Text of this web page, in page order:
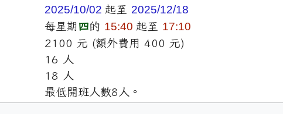
2025/10/02 起至 2025/12/18
每星期 四的 15:40 起至 17:10
2100 元 (額外費用 400 元)
16 人
18 人
最低開班人數8人。